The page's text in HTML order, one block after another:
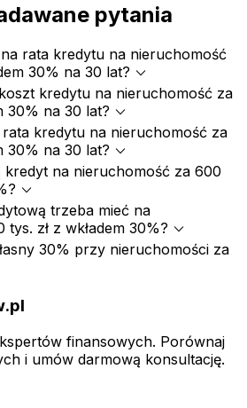
pytania
rata kredytu na nieruchomość
30% na 30 lat? expand_more
kredytu na nieruchomość za
30% na 30 lat? expand_more
kredytu na nieruchomość za
30% na 30 lat? expand_more
na nieruchomość za 600
expand_more
trzeba mieć na
zł z wkładem 30%? expand_more
30% przy nieruchomości za
finansowych. Porównaj
i umów darmową konsultację.